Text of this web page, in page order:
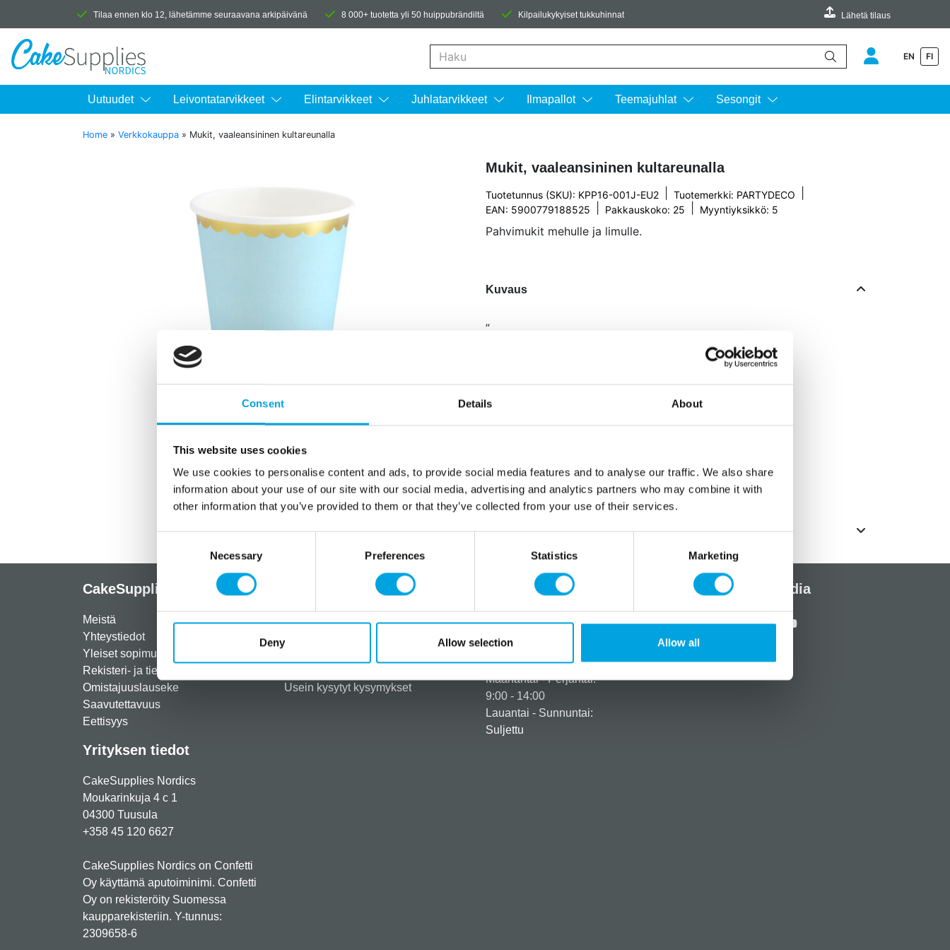
Consent Details About
This website uses cookies
We use cookies to personalise content and ads, to provide social media features and to analyse our traffic. We also share
information about your use of our site with our social media, advertising and analytics partners who may combine it with
other information that you’ve provided to them or that they’ve collected from your use of their services.
Necessary Preferences Statistics Marketing
Deny Allow selection Allow all
Tilaa ennen klo 12, lähetämme seuraavana arkipäivänä 8 000+ tuotetta yli 50 huippubrändiltä Kilpailukykyiset tukkuhinnat Lähetä tilaus
EN FI
Uutuudet Leivontatarvikkeet Elintarvikkeet Juhlatarvikkeet Ilmapallot Teemajuhlat Sesongit
Home » Verkkokauppa » Mukit, vaaleansininen kultareunalla
Mukit, vaaleansininen kultareunalla
Tuotetunnus (SKU): KPP16-001J-EU2 Tuotemerkki: PARTYDECO
EAN: 5900779188525 Pakkauskoko: 25 Myyntiyksikkö: 5
Pahvimukit mehulle ja limulle.
Kuvaus
”
nttpaketissa 6 kappaletta pahvimukeja
”
Lisätiedot
CakeSupplies Nordics
Meistä
Yhteystiedot
Yleiset sopimusehdot
Rekisteri- ja tietosuojaseloste
Omistajuuslauseke
Saavutettavuus
Eettisyys
Yrityksen tiedot
CakeSupplies Nordics
Moukarinkuja 4 c 1
04300 Tuusula
+358 45 120 6627
CakeSupplies Nordics on Confetti
Oy käyttämä aputoiminimi. Confetti
Oy on rekisteröity Suomessa
kaupparekisteriin. Y-tunnus:
2309658-6
Rekisteröidy yritysasiakkaaksi
Maksutiedot ja maksuvaihtoehdot
Usein kysytyt kysymykset
Tarvitsetko apua?
+358 45 120 6627
Aukioloajat
Maanantai - Perjantai:
9:00 - 14:00
Lauantai - Sunnuntai:
Suljettu
Sosiaalinen media